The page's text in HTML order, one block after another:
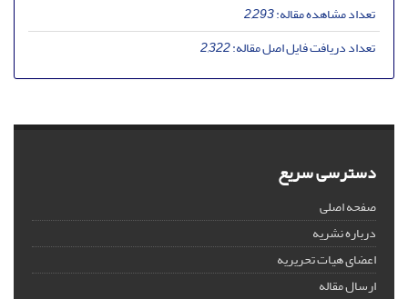
تعداد مشاهده مقاله:2,293
تعداد دریافت فایل اصل مقاله:2,322
دسترسی سریع
صفحه اصلی
درباره نشریه
اعضای هیات تحریریه
ارسال مقاله